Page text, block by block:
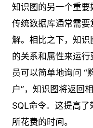
知识图的另一个重要
传统数据库通常需
解。相比之下，知
的关系和属性来运
员可以简单地询问 “
户”，知识图将返回
SQL命令。这提高
所花费的时间。